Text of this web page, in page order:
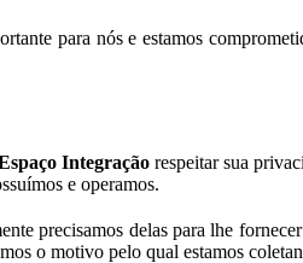
para nós e estamos
Integração respeitar sua
e operamos.
precisamos delas para lhe
o motivo pelo qual estamos